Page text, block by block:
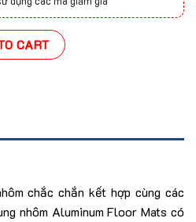
Floor Mats quantity
CART
chắc chắn kết hợp cùng các
nhôm Aluminum Floor Mats có